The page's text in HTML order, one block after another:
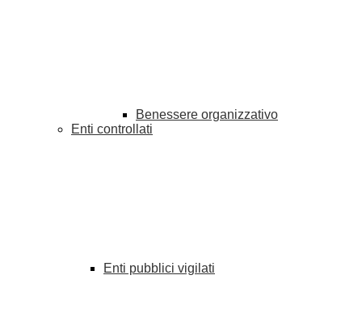
Benessere organizzativo
Enti controllati
Enti pubblici vigilati